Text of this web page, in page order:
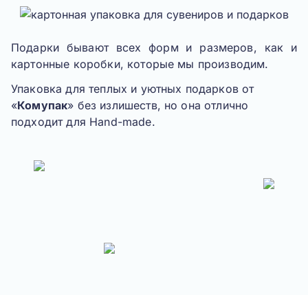
Подарки бывают всех форм и размеров, как и
картонные коробки, которые мы производим.
Упаковка для теплых и уютных подарков от
«Комупак» без излишеств, но она отлично
подходит для Hand-made.